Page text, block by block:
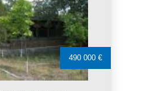
490 000 €